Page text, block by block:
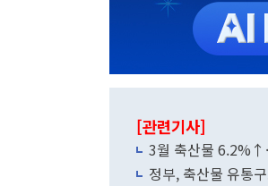
[관련기사]
3월 축산물
정부, 축산물 유통